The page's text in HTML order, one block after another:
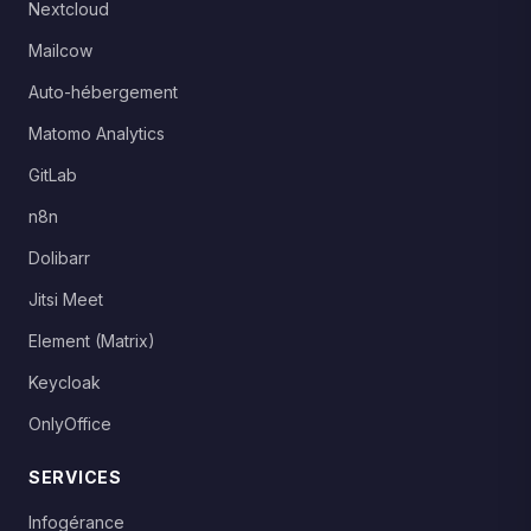
Nextcloud
Mailcow
Auto-hébergement
Matomo Analytics
GitLab
n8n
Dolibarr
Jitsi Meet
Element (Matrix)
Keycloak
OnlyOffice
SERVICES
Infogérance